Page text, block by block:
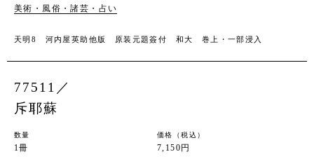
美術・風俗・諸芸・占い
天明8 河内屋英助他版 原装元題簽付 和大 巻上・一部浸入
77511／
斥耶蘇
数量
1冊
価格（税込）
7,150円